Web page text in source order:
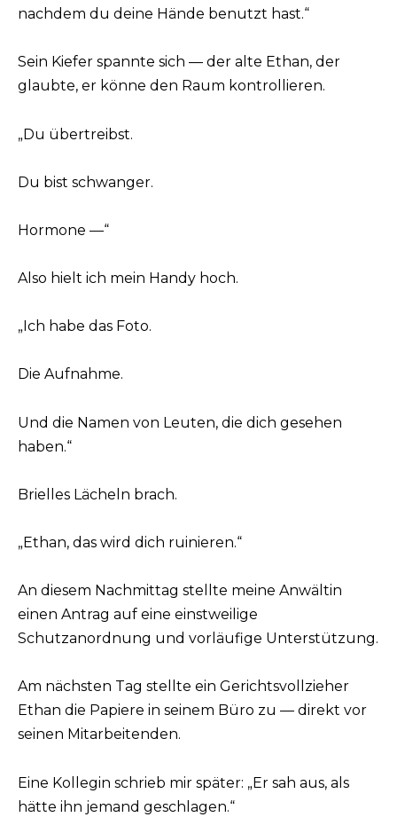
nachdem du deine Hände benutzt hast.“
Sein Kiefer spannte sich — der alte Ethan, der
glaubte, er könne den Raum kontrollieren.
„Du übertreibst.
Du bist schwanger.
Hormone —“
Also hielt ich mein Handy hoch.
„Ich habe das Foto.
Die Aufnahme.
Und die Namen von Leuten, die dich gesehen
haben.“
Brielles Lächeln brach.
„Ethan, das wird dich ruinieren.“
An diesem Nachmittag stellte meine Anwältin
einen Antrag auf eine einstweilige
Schutzanordnung und vorläufige Unterstützung.
Am nächsten Tag stellte ein Gerichtsvollzieher
Ethan die Papiere in seinem Büro zu — direkt vor
seinen Mitarbeitenden.
Eine Kollegin schrieb mir später: „Er sah aus, als
hätte ihn jemand geschlagen.“